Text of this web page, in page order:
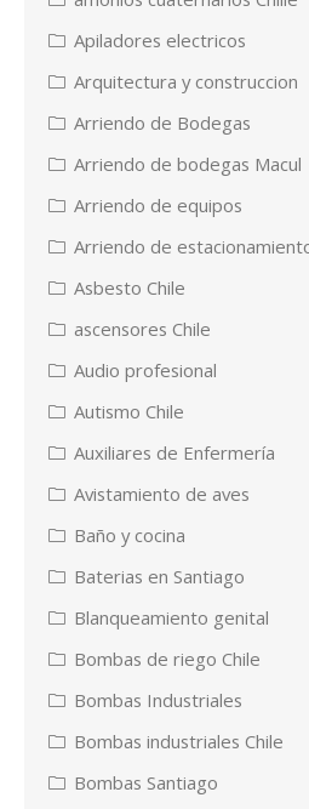
Apiladores electricos
Arquitectura y construccion
Arriendo de Bodegas
Arriendo de bodegas Macul
Arriendo de equipos
Arriendo de
Asbesto Chile
ascensores Chile
Audio profesional
Autismo Chile
Auxiliares de Enfermería
Avistamiento de aves
Baño y cocina
Baterias en Santiago
Blanqueamiento genital
Bombas de riego Chile
Bombas Industriales
Bombas industriales Chile
Bombas Santiago